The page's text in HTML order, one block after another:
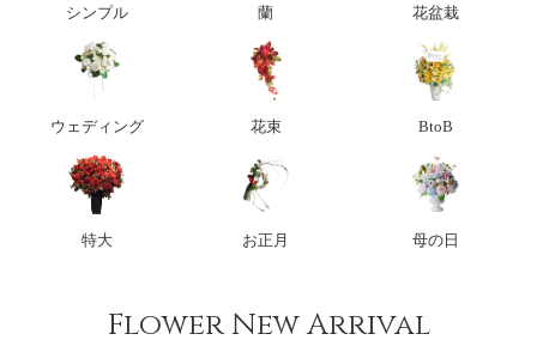
シンプル 蘭 花盆栽
ウェディング 花束 BtoB
特大 お正月 母の日
Flower New Arrival